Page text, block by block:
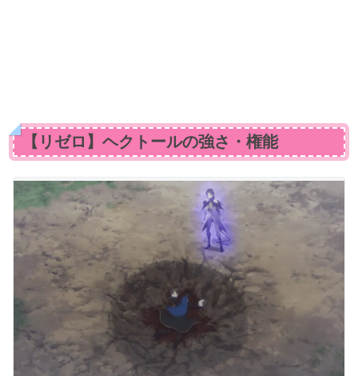
【リゼロ】ヘクトールの強さ・権能